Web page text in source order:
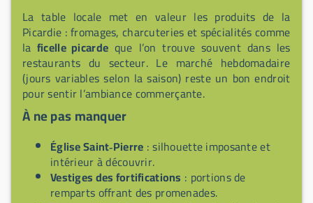
La table locale met en valeur les produits de la
Picardie : fromages, charcuteries et spécialités comme
la ficelle picarde que l’on trouve souvent dans les
restaurants du secteur. Le marché hebdomadaire
(jours variables selon la saison) reste un bon endroit
pour sentir l’ambiance commerçante.
À ne pas manquer
Église Saint‑Pierre : silhouette imposante et
intérieur à découvrir.
Vestiges des fortifications : portions de
remparts offrant des promenades.